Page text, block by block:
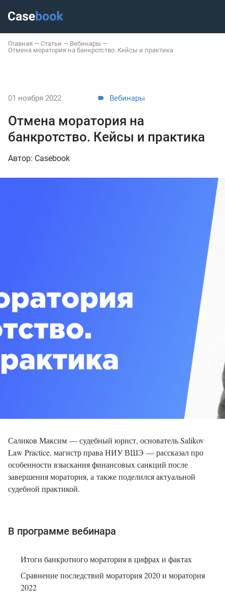
Главная — Статьи — Вебинары —
Отмена моратория на банкротство. Кейсы и практика
01 ноября 2022 Вебинары
Отмена моратория на
банкротство. Кейсы и практика
Автор: Casebook
Саликов Максим — судебный юрист, основатель Salikov
Law Practice, магистр права НИУ ВШЭ — рассказал про
особенности взыскания финансовых санкций после
завершения моратория, а также поделился актуальной
судебной практикой.
В программе вебинара
Итоги банкротного моратория в цифрах и фактах
Сравнение последствий моратория 2020 и моратория
2022